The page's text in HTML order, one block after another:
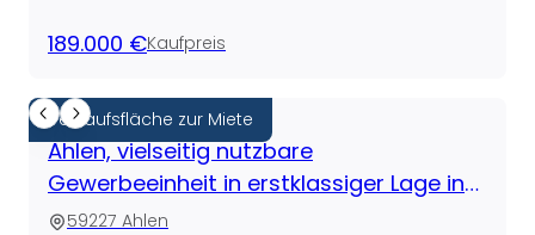
189.000 €Kaufpreis
Verkaufsfläche zur Miete
Ahlen, vielseitig nutzbare
Gewerbeeinheit in erstklassiger Lage in
direkter Nähe zur Fußgängerzone!
59227 Ahlen